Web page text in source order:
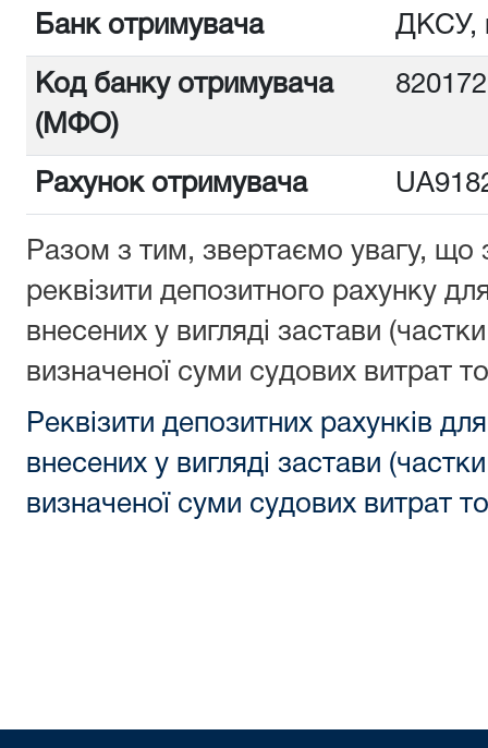
Банк отримувача ДКСУ,
Код банку отримувача
(МФО)
Рахунок отримувача
Разом з тим, звертаємо увагу,
реквізити депозитного рахунку
внесених у вигляді застави
визначеної суми судових витрат
Реквізити депозитних рахунків
внесених у вигляді застави
визначеної суми судових витрат